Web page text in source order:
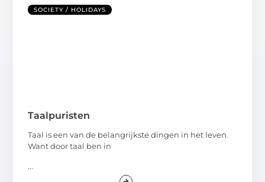
SOCIETY / HOLIDAYS
Taalpuristen
Taal is een van de belangrijkste dingen in het leven.
Want door taal ben in
...